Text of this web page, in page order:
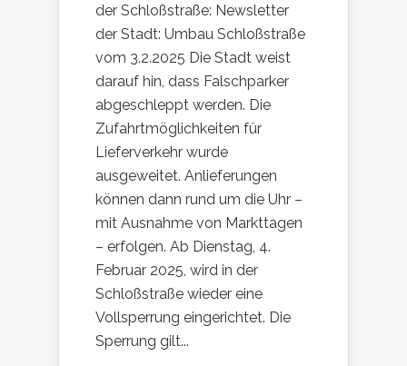
der Schloßstraße: Newsletter
der Stadt: Umbau Schloßstraße
vom 3.2.2025 Die Stadt weist
darauf hin, dass Falschparker
abgeschleppt werden. Die
Zufahrtmöglichkeiten für
Lieferverkehr wurde
ausgeweitet. Anlieferungen
können dann rund um die Uhr –
mit Ausnahme von Markttagen
– erfolgen. Ab Dienstag, 4.
Februar 2025, wird in der
Schloßstraße wieder eine
Vollsperrung eingerichtet. Die
Sperrung gilt...